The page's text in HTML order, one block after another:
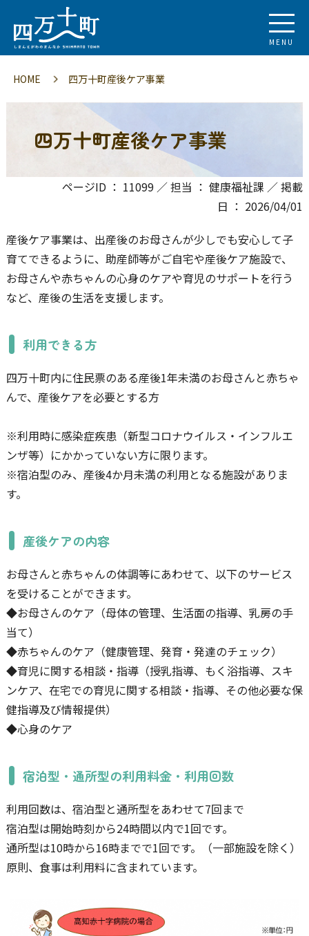
MENU
HOME 四万十町産後ケア事業
四万十町産後ケア事業
ページID ： 11099 ／ 担当 ： 健康福祉課 ／ 掲載
日 ： 2026/04/01
産後ケア事業は、出産後のお母さんが少しでも安心して子
育てできるように、助産師等がご自宅や産後ケア施設で、
お母さんや赤ちゃんの心身のケアや育児のサポートを行う
など、産後の生活を支援します。
利用できる方
四万十町内に住民票のある産後1年未満のお母さんと赤ちゃ
んで、産後ケアを必要とする方
※利用時に感染症疾患（新型コロナウイルス・インフルエ
ンザ等）にかかっていない方に限ります。
※宿泊型のみ、産後4か月未満の利用となる施設がありま
す。
産後ケアの内容
お母さんと赤ちゃんの体調等にあわせて、以下のサービス
を受けることができます。
◆お母さんのケア（母体の管理、生活面の指導、乳房の手
当て）
◆赤ちゃんのケア（健康管理、発育・発達のチェック）
◆育児に関する相談・指導（授乳指導、もく浴指導、スキ
ンケア、在宅での育児に関する相談・指導、その他必要な保
健指導及び情報提供）
◆心身のケア
宿泊型・通所型の利用料金・利用回数
利用回数は、宿泊型と通所型をあわせて7回まで
宿泊型は開始時刻から24時間以内で1回です。
通所型は10時から16時までで1回です。（一部施設を除く）
原則、食事は利用料に含まれています。